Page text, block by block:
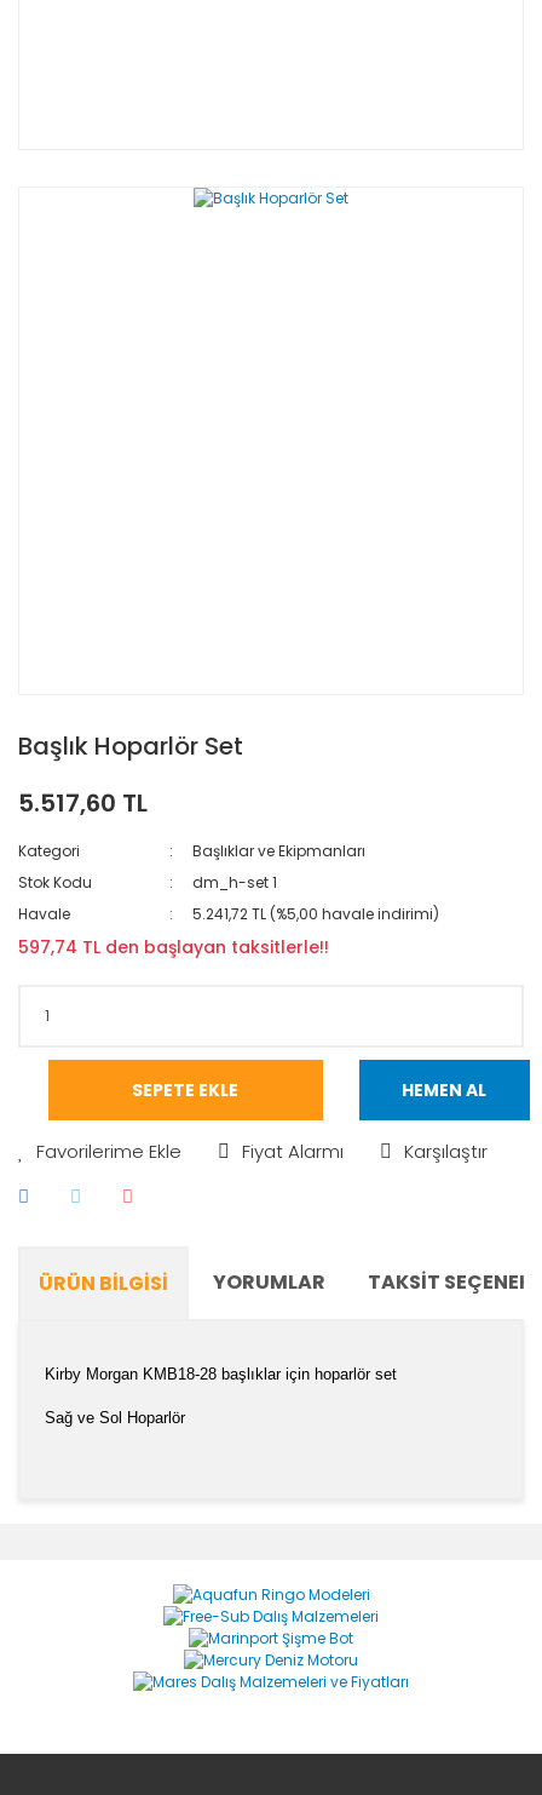
Başlık Hoparlör Set
5.517,60 TL
Kategori
Başlıklar ve Ekipmanları
Stok Kodu
dm_h-set 1
Havale
5.241,72 TL (%5,00 havale indirimi)
597,74 TL den başlayan taksitlerle!!
SEPETE EKLE HEMEN AL
Fiyat Alarmı Karşılaştır
ÜRÜN BILGISI YORUMLAR TAKSIT
Kirby Morgan KMB18-28 başlıklar için hoparlör set
Sağ ve Sol Hoparlör
Yorum Yaz
Ürün resmi kalitesiz, bozuk veya görüntülenemiyor.
Ürün açıklamasında eksik bilgiler bulunuyor.
Ürün bilgilerinde hatalar bulunuyor.